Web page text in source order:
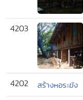
4203
4202 สร้างหอระฆัง